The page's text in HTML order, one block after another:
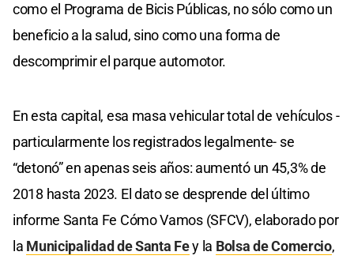
como el Programa de Bicis Públicas, no sólo como un
beneficio a la salud, sino como una forma de
descomprimir el parque automotor.
En esta capital, esa masa vehicular total de vehículos -
particularmente los registrados legalmente- se
“detonó” en apenas seis años: aumentó un 45,3% de
2018 hasta 2023. El dato se desprende del último
informe Santa Fe Cómo Vamos (SFCV), elaborado por
la Municipalidad de Santa Fey la Bolsa de Comercio,